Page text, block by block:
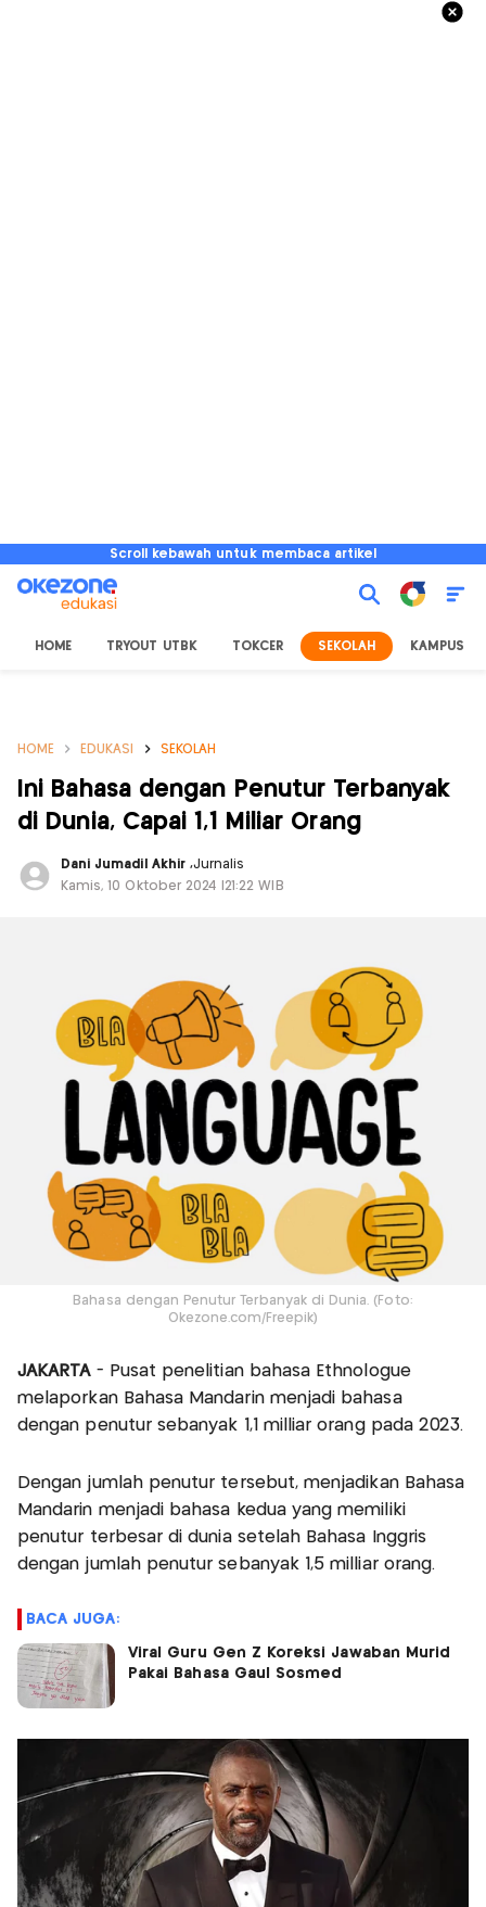
Scroll kebawah untuk membaca artikel
HOME TRYOUT UTBK TOKCER SEKOLAH KAMPUS
HOME EDUKASI SEKOLAH
Ini Bahasa dengan Penutur Terbanyak
di Dunia, Capai 1,1 Miliar Orang
Dani Jumadil Akhir ,Jurnalis
Kamis, 10 Oktober 2024 |21:22 WIB
Bahasa dengan Penutur Terbanyak di Dunia. (Foto:
Okezone.com/Freepik)
JAKARTA - Pusat penelitian bahasa Ethnologue
melaporkan Bahasa Mandarin menjadi bahasa
dengan penutur sebanyak 1,1 milliar orang pada 2023.
Dengan jumlah penutur tersebut, menjadikan Bahasa
Mandarin menjadi bahasa kedua yang memiliki
penutur terbesar di dunia setelah Bahasa Inggris
dengan jumlah penutur sebanyak 1,5 milliar orang.
BACA JUGA:
Viral Guru Gen Z Koreksi Jawaban Murid
Pakai Bahasa Gaul Sosmed